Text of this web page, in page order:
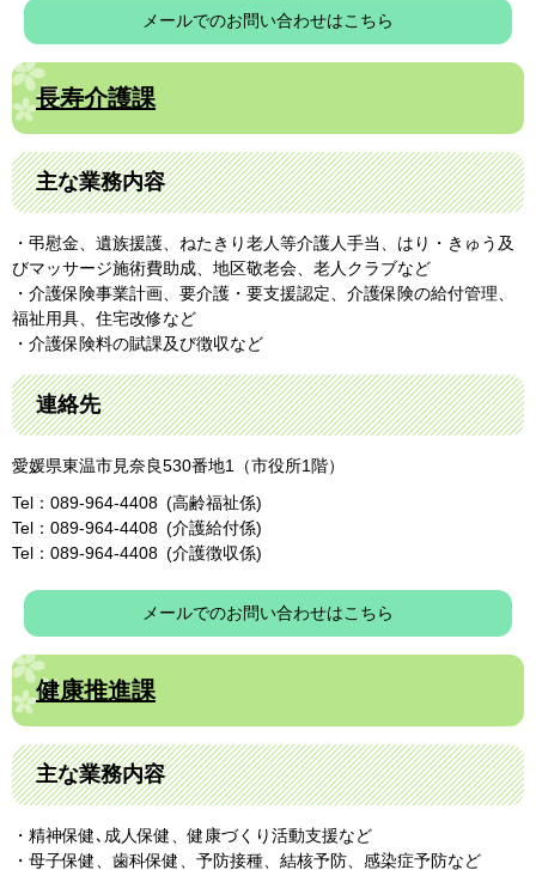
メールでのお問い合わせはこちら
長寿介護課
主な業務内容
・弔慰金、遺族援護、ねたきり老人等介護人手当、はり・きゅう及
びマッサージ施術費助成、地区敬老会、老人クラブなど
・介護保険事業計画、要介護・要支援認定、介護保険の給付管理、
福祉用具、住宅改修など
・介護保険料の賦課及び徴収など
連絡先
愛媛県東温市見奈良530番地1（市役所1階）
Tel：089-964-4408
高齢福祉係
Tel：089-964-4408
介護給付係
Tel：089-964-4408
介護徴収係
メールでのお問い合わせはこちら
健康推進課
主な業務内容
・精神保健､成人保健、健康づくり活動支援など
・母子保健、歯科保健、予防接種、結核予防、感染症予防など